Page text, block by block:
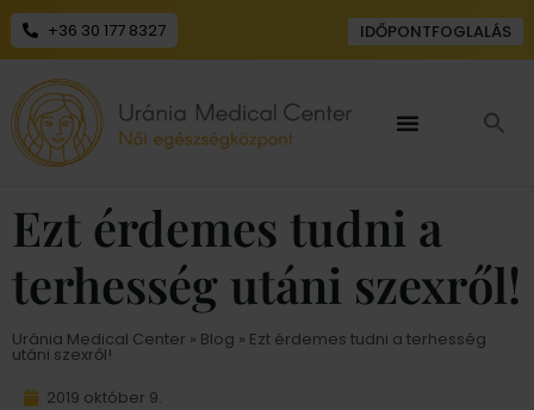
+36 30 177 8327 IDŐPONTFOGLALÁS
Ezt érdemes tudni a
terhesség utáni szexről!
Uránia Medical Center » Blog » Ezt érdemes tudni a terhesség
utáni szexről!
2019 október 9.